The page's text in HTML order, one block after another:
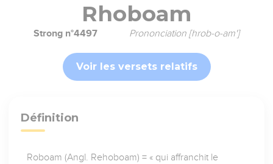
Rhoboam
Strong n°4497 Prononciation [hrob-o-am']
Voir les versets relatifs
Définition
Roboam (Angl. Rehoboam) = « qui affranchit le